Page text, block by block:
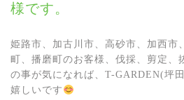
様です。
姫路市、加古川市、高砂市、加西市
町、播磨町のお客様、伐採、剪定、
の事が気になれば、T-GARDEN(坪
嬉しいです